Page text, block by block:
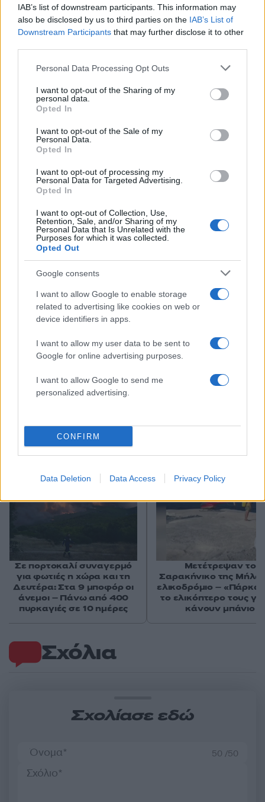
IAB’s list of downstream participants. This information may
also be disclosed by us to third parties on the IAB’s List of
Downstream Participants that may further disclose it to other
Please note that this website/app uses one or more Google
not limited to your visit or usage behaviour. You may click to
grant or deny consent to Google and its third-party tags to
use your data for below specified purposes in below Google
consent section.
Personal Data Processing Opt Outs
I want to opt-out of the Sharing of my
personal data.
Opted In
I want to opt-out of the Sale of my
Personal Data.
Opted In
I want to opt-out of processing my
Personal Data for Targeted Advertising.
Opted In
I want to opt-out of Collection, Use,
Retention, Sale, and/or Sharing of my
Personal Data that Is Unrelated with the
Purposes for which it was collected.
Opted Out
Google consents
I want to allow Google to enable storage
related to advertising like cookies on web or
device identifiers in apps.
I want to allow my user data to be sent to
Google for online advertising purposes.
I want to allow Google to send me
personalized advertising.
CONFIRM
Data Deletion Data Access Privacy Policy
«Η ελληνική οικογένεια βάλλεται απ’ τη ΛΟΑΤΚΙ
κοινότητα και το Pride, απ’ τις μοχθηρές
φεμινίστριες, απ’ το δημογραφικό (δηλαδή, απ’
γκαστρωθούν), αλλά όταν ένας άντρας σφάζει τη
γυναίκα του μια ανάσα απ’ τα παιδιά του, η
ελληνική οικογένεια ζει μονάχα μια μεμονωμένη
τραγική στιγμή – φταίει η κακιά η ώρα, το
θύμα, που ποιος ξέρει τι έκανε για να προκαλέσει
τη σφαγή του», έγραψε χαρακτηριστικά.
Σχόλια
Σχολίασε εδώ
50 /50
Αν τα χάσατε
Σε πορτοκαλί συναγερμό
για φωτιές η χώρα και τη
Δευτέρα: Στα 9 μποφόρ οι
άνεμοι – Πάνω από 400
πυρκαγιές σε 10 ημέρες
Μετέτρεψαν το
Σαρακήνικο της
ελικοδρόμιο –
το ελικόπτερο τους
κάνουν μπάνιο